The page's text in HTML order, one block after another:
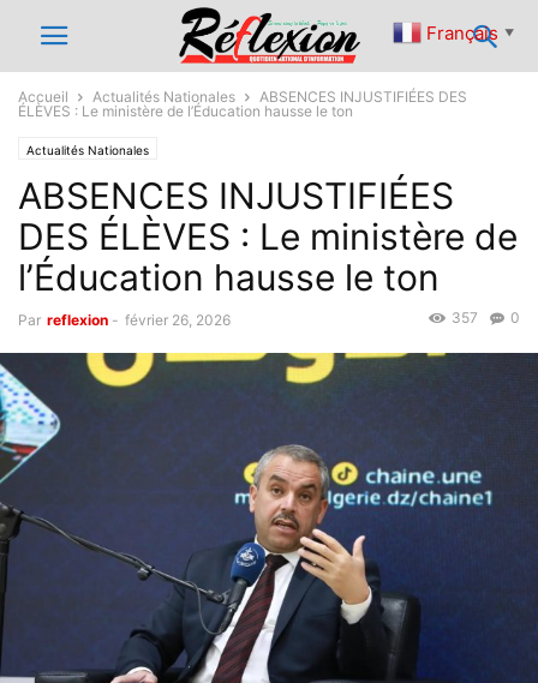
Accueil Actualités Nationales
ABSENCES INJUSTIFIÉES DES
ÉLÈVES : Le ministère de l’Éducation hausse le ton
Actualités Nationales
ABSENCES INJUSTIFIÉES
DES ÉLÈVES : Le ministère de
l’Éducation hausse le ton
Par reflexion - février 26, 2026 0
357
Français ▼